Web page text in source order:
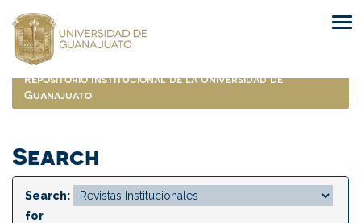
navigation
Repositorio Institucional de la Universidad de
Guanajuato
Search
Search:
for